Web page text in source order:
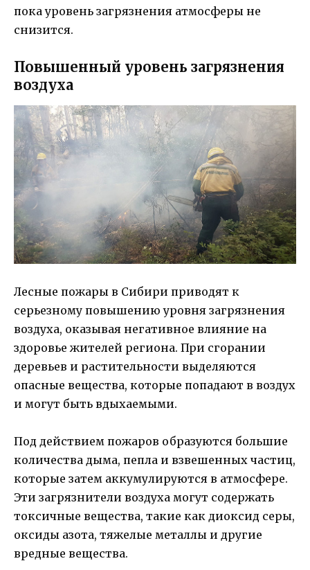
пока уровень загрязнения атмосферы не
снизится.
Повышенный уровень загрязнения
воздуха
Лесные пожары в Сибири приводят к
серьезному повышению уровня загрязнения
воздуха, оказывая негативное влияние на
здоровье жителей региона. При сгорании
деревьев и растительности выделяются
опасные вещества, которые попадают в воздух
и могут быть вдыхаемыми.
Под действием пожаров образуются большие
количества дыма, пепла и взвешенных частиц,
которые затем аккумулируются в атмосфере.
Эти загрязнители воздуха могут содержать
токсичные вещества, такие как диоксид серы,
оксиды азота, тяжелые металлы и другие
вредные вещества.